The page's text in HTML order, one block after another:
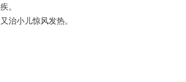
。
治小儿惊风发热。